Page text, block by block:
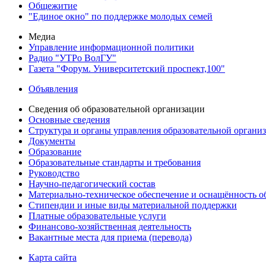
Общежитие
"Единое окно" по поддержке молодых семей
Медиа
Управление информационной политики
Радио "УТРо ВолГУ"
Газета "Форум. Университетский проспект,100"
Объявления
Сведения об образовательной организации
Основные сведения
Структура и органы управления образовательной
Документы
Образование
Образовательные стандарты и требования
Руководство
Научно-педагогический состав
Материально-техническое обеспечение и оснащённость
Стипендии и иные виды материальной поддержки
Платные образовательные услуги
Финансово-хозяйственная деятельность
Вакантные места для приема (перевода)
Карта сайта